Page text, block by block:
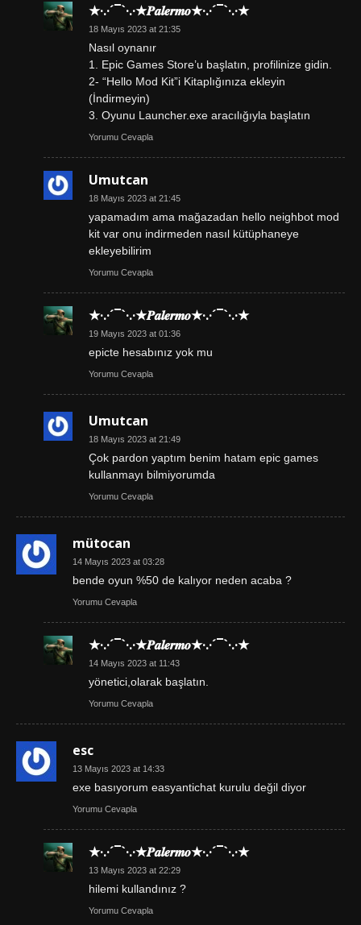
★·.·´¯`·.·★𝑷𝒂𝒍𝒆𝒓𝒎𝒐★·.·´¯`·.·★
18 Mayıs 2023 at 21:35
Nasıl oynanır
1. Epic Games Store’u başlatın, profilinize gidin.
2- “Hello Mod Kit”i Kitaplığınıza ekleyin
(İndirmeyin)
3. Oyunu Launcher.exe aracılığıyla başlatın
Yorumu Cevapla
Umutcan
18 Mayıs 2023 at 21:45
yapamadım ama mağazadan hello neighbot mod
kit var onu indirmeden nasıl kütüphaneye
ekleyebilirim
Yorumu Cevapla
★·.·´¯`·.·★𝑷𝒂𝒍𝒆𝒓𝒎𝒐★·.·´¯`·.·★
19 Mayıs 2023 at 01:36
epicte hesabınız yok mu
Yorumu Cevapla
Umutcan
18 Mayıs 2023 at 21:49
Çok pardon yaptım benim hatam epic games
kullanmayı bilmiyorumda
Yorumu Cevapla
mütocan
14 Mayıs 2023 at 03:28
bende oyun %50 de kalıyor neden acaba ?
Yorumu Cevapla
★·.·´¯`·.·★𝑷𝒂𝒍𝒆𝒓𝒎𝒐★·.·´¯`·.·★
14 Mayıs 2023 at 11:43
yönetici,olarak başlatın.
Yorumu Cevapla
esc
13 Mayıs 2023 at 14:33
exe basıyorum easyantichat kurulu değil diyor
Yorumu Cevapla
★·.·´¯`·.·★𝑷𝒂𝒍𝒆𝒓𝒎𝒐★·.·´¯`·.·★
13 Mayıs 2023 at 22:29
hilemi kullandınız ?
Yorumu Cevapla